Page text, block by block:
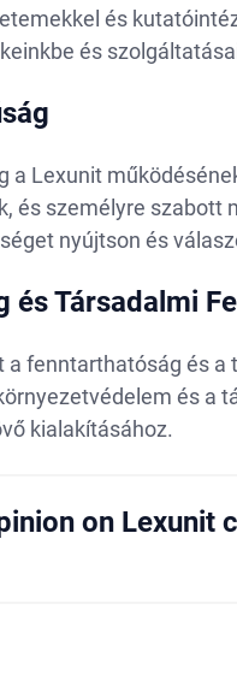
és
és
a Lexunit
és személyre szabott
nyújtson és
és Társadalmi
fenntarthatóság és
és a
kialakításához.
on Lexunit